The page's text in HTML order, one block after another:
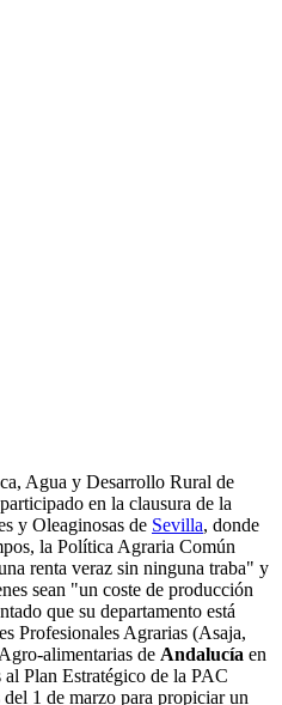
Agua y Desarrollo Rural de
en la clausura de la
y Oleaginosas de Sevilla, donde
la Política Agraria Común
renta veraz sin ninguna traba" y
sean "un coste de producción
que su departamento está
Profesionales Agrarias (Asaja,
alimentarias de Andalucía en
Plan Estratégico de la PAC
del 1 de marzo para propiciar un